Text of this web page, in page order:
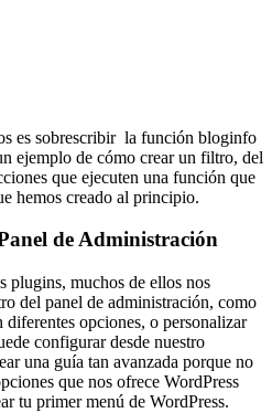
es sobrescribir la función bloginfo
ejemplo de cómo crear un filtro, del
que ejecuten una función que
hemos creado al principio.
de Administración
plugins, muchos de ellos nos
del panel de administración, como
opciones, o personalizar
configurar desde nuestro
una guía tan avanzada porque no
que nos ofrece WordPress
tu primer menú de WordPress.